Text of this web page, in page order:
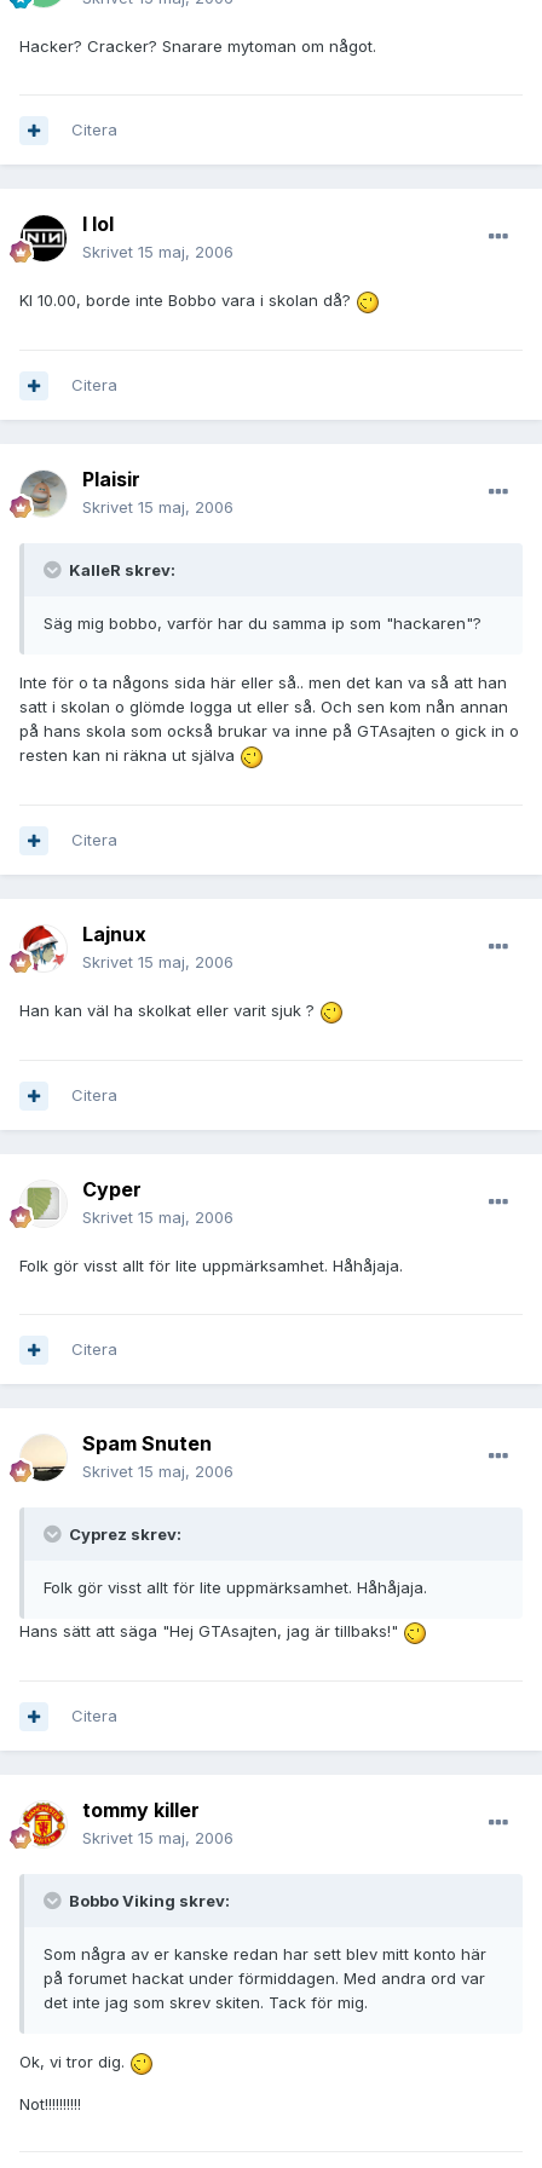
Hacker? Cracker? Snarare mytoman om något.
Citera
I lol
Skrivet 15 maj, 2006
Kl 10.00, borde inte Bobbo vara i skolan då?
Citera
Plaisir
Skrivet 15 maj, 2006
KalleR skrev:
Säg mig bobbo, varför har du samma ip som "hackaren"?
Inte för o ta någons sida här eller så.. men det kan va så att han
satt i skolan o glömde logga ut eller så. Och sen kom nån annan
på hans skola som också brukar va inne på GTAsajten o gick in o
resten kan ni räkna ut själva
Citera
Lajnux
Skrivet 15 maj, 2006
Han kan väl ha skolkat eller varit sjuk ?
Citera
Cyper
Skrivet 15 maj, 2006
Folk gör visst allt för lite uppmärksamhet. Håhåjaja.
Citera
Spam Snuten
Skrivet 15 maj, 2006
Cyprez skrev:
Folk gör visst allt för lite uppmärksamhet. Håhåjaja.
Hans sätt att säga "Hej GTAsajten, jag är tillbaks!"
Citera
tommy killer
Skrivet 15 maj, 2006
Bobbo Viking skrev:
Som några av er kanske redan har sett blev mitt konto här
på forumet hackat under förmiddagen. Med andra ord var
det inte jag som skrev skiten. Tack för mig.
Ok, vi tror dig.
Not!!!!!!!!!!